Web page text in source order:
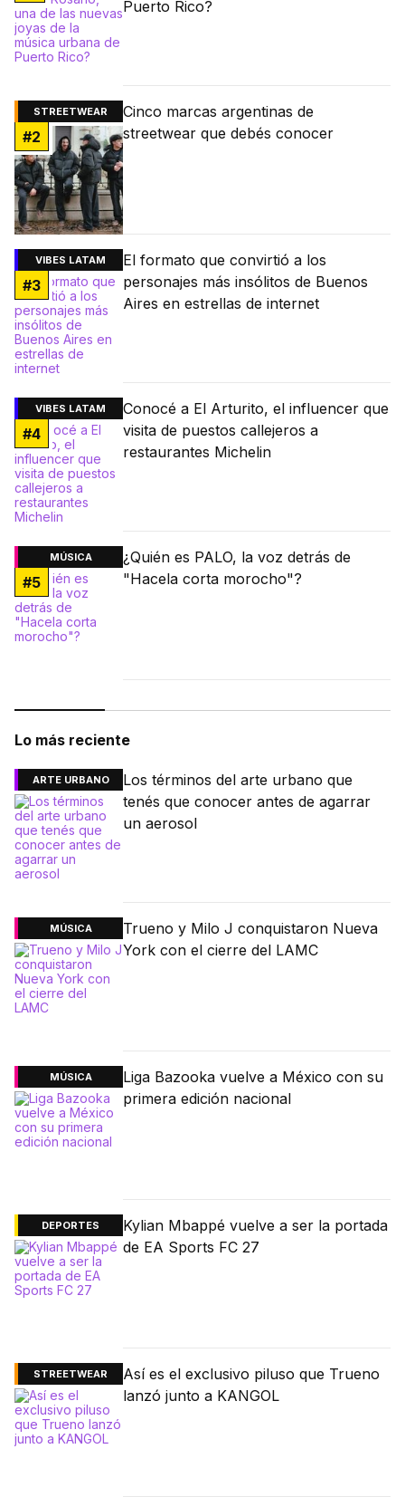
Puerto Rico?
STREETWEAR
#2
Cinco marcas argentinas de
streetwear que debés conocer
VIBES LATAM
#3
El formato que convirtió a los
personajes más insólitos de Buenos
Aires en estrellas de internet
VIBES LATAM
#4
Conocé a El Arturito, el influencer que
visita de puestos callejeros a
restaurantes Michelin
MÚSICA
#5
¿Quién es PALO, la voz detrás de
"Hacela corta morocho"?
Lo más reciente
ARTE URBANO
Los términos del arte urbano que
tenés que conocer antes de agarrar
un aerosol
MÚSICA
Trueno y Milo J conquistaron Nueva
York con el cierre del LAMC
MÚSICA
Liga Bazooka vuelve a México con su
primera edición nacional
DEPORTES
Kylian Mbappé vuelve a ser la portada
de EA Sports FC 27
STREETWEAR
Así es el exclusivo piluso que Trueno
lanzó junto a KANGOL